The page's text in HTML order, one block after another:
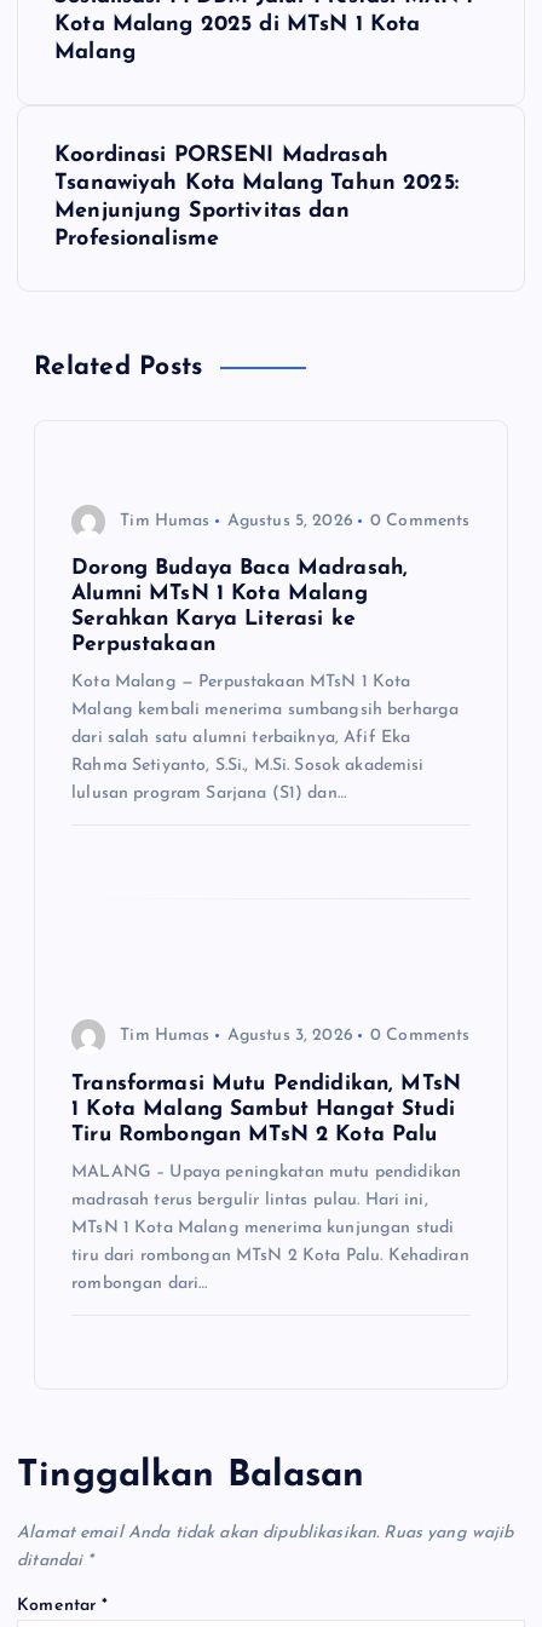
Kota Malang 2025 di MTsN 1 Kota
Malang
Koordinasi PORSENI Madrasah
Tsanawiyah Kota Malang Tahun 2025:
Menjunjung Sportivitas dan
Profesionalisme
Related Posts
Tim Humas Agustus 5, 2026 0 Comments
Dorong Budaya Baca Madrasah,
Alumni MTsN 1 Kota Malang
Serahkan Karya Literasi ke
Perpustakaan
Kota Malang — Perpustakaan MTsN 1 Kota
Malang kembali menerima sumbangsih berharga
dari salah satu alumni terbaiknya, Afif Eka
Rahma Setiyanto, S.Si., M.Si. Sosok akademisi
lulusan program Sarjana (S1) dan…
Tim Humas Agustus 3, 2026 0 Comments
Transformasi Mutu Pendidikan, MTsN
1 Kota Malang Sambut Hangat Studi
Tiru Rombongan MTsN 2 Kota Palu
MALANG – Upaya peningkatan mutu pendidikan
madrasah terus bergulir lintas pulau. Hari ini,
MTsN 1 Kota Malang menerima kunjungan studi
tiru dari rombongan MTsN 2 Kota Palu. Kehadiran
rombongan dari…
Tinggalkan Balasan
Alamat email Anda tidak akan dipublikasikan. Ruas yang wajib
ditandai *
Komentar*